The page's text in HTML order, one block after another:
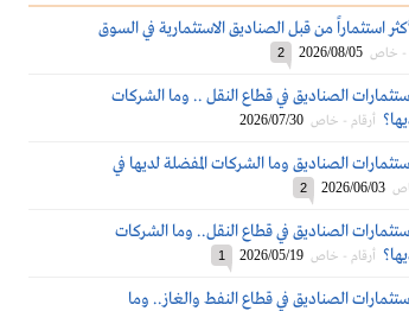
استثماراً من قبل الصناديق الاستثمارية في السوق
- خاص 2026/08/05
2
الصناديق في قطاع النقل .. وما الشركات
أرقام - خاص 2026/07/30
الصناديق وما الشركات المفضلة لديها في
2026/06/03
2
الصناديق في قطاع النقل.. وما الشركات
أرقام - خاص 2026/05/19
1
الصناديق في قطاع النفط والغاز.. وما